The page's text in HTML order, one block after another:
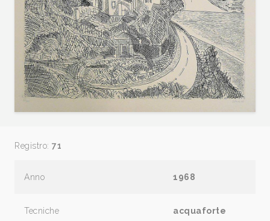
Registro: 71
Anno 1968
Tecniche acquaforte